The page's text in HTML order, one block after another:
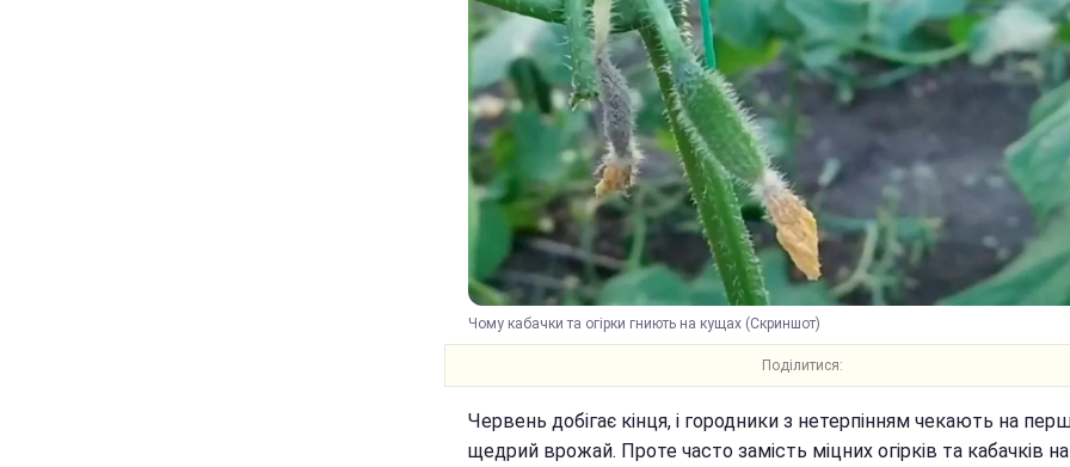
Чому кабачки та огірки гниють на кущах (Скриншот)
Поділитися:
Червень добігає кінця, і городники з нетерпінням чекають на
щедрий врожай. Проте часто замість міцних огірків та кабачків